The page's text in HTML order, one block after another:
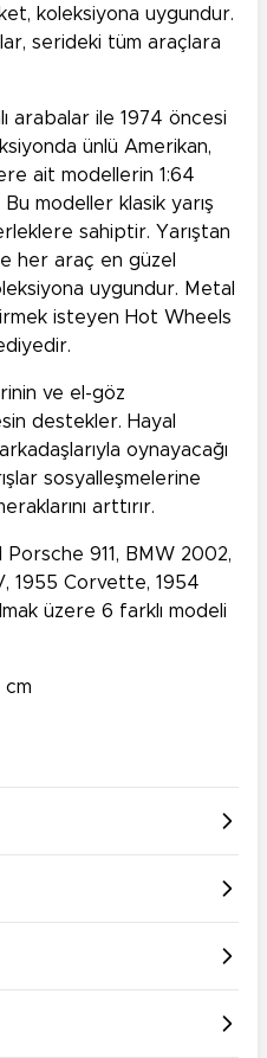
koleksiyona uygundur.
serideki tüm araçlara
arabalar ile 1974 öncesi
ünlü Amerikan,
ait modellerin 1:64
modeller klasik yarış
sahiptir. Yarıştan
her araç en güzel
uygundur. Metal
isteyen Hot Wheels
ve el-göz
destekler. Hayal
oynayacağı
sosyalleşmelerine
arttırır.
Porsche 911, BMW 2002,
1955 Corvette, 1954
üzere 6 farklı modeli
cm